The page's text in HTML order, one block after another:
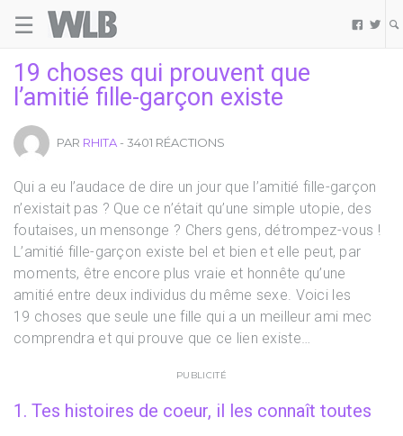
☰  
19 choses qui prouvent que
l’amitié fille-garçon existe
PAR RHITA - 3401 RÉACTIONS
Qui a eu l’audace de dire un jour que l’amitié fille-garçon
n’existait pas ? Que ce n’était qu’une simple utopie, des
foutaises, un mensonge ? Chers gens, détrompez-vous !
L’amitié fille-garçon existe bel et bien et elle peut, par
moments, être encore plus vraie et honnête qu’une
amitié entre deux individus du même sexe. Voici les
19 choses que seule une fille qui a un meilleur ami mec
comprendra et qui prouve que ce lien existe…
PUBLICITÉ
1. Tes histoires de coeur, il les connaît toutes